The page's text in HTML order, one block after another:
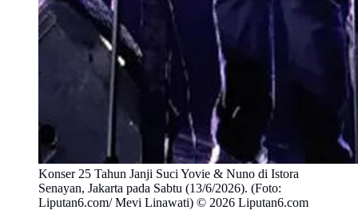
Konser 25 Tahun Janji Suci Yovie & Nuno di Istora
Senayan, Jakarta pada Sabtu (13/6/2026). (Foto:
Liputan6.com/ Mevi Linawati) © 2026 Liputan6.com